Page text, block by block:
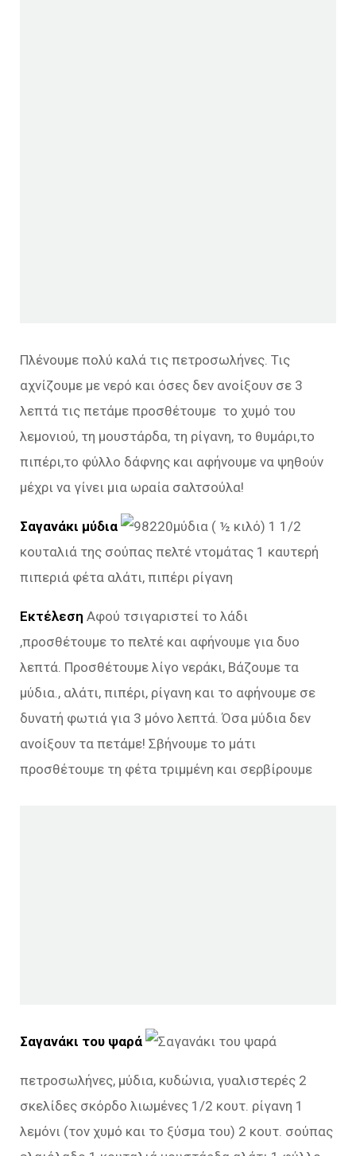
Πλένουμε πολύ καλά τις πετροσωλήνες. Τις
αχνίζουμε με νερό και όσες δεν ανοίξουν σε 3
λεπτά τις πετάμε προσθέτουμε το χυμό του
λεμονιού, τη μουστάρδα, τη ρίγανη, το θυμάρι,το
πιπέρι,το φύλλο δάφνης και αφήνουμε να ψηθούν
μέχρι να γίνει μια ωραία σαλτσούλα!
Σαγανάκι μύδια
μύδια ( ½ κιλό) 1 1/2
κουταλιά της σούπας πελτέ ντομάτας 1 καυτερή
πιπεριά φέτα αλάτι, πιπέρι ρίγανη
Εκτέλεση Αφού τσιγαριστεί το λάδι
,προσθέτουμε το πελτέ και αφήνουμε για δυο
λεπτά. Προσθέτουμε λίγο νεράκι, Βάζουμε τα
μύδια., αλάτι, πιπέρι, ρίγανη και το αφήνουμε σε
δυνατή φωτιά για 3 μόνο λεπτά. Όσα μύδια δεν
ανοίξουν τα πετάμε! Σβήνουμε το μάτι
προσθέτουμε τη φέτα τριμμένη και σερβίρουμε
Σαγανάκι του ψαρά
πετροσωλήνες, μύδια, κυδώνια, γυαλιστερές 2
σκελίδες σκόρδο λιωμένες 1/2 κουτ. ρίγανη 1
λεμόνι (τον χυμό και το ξύσμα του) 2 κουτ. σούπας